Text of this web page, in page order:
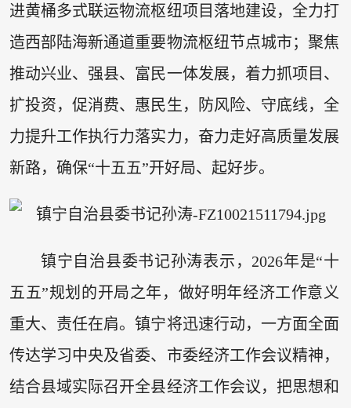
进黄桶多式联运物流枢纽项目落地建设，全力打
造西部陆海新通道重要物流枢纽节点城市；聚焦
推动兴业、强县、富民一体发展，着力抓项目、
扩投资，促消费、惠民生，防风险、守底线，全
力提升工作执行力落实力，奋力走好高质量发展
新路，确保“十五五”开好局、起好步。
镇宁自治县委书记孙涛表示，2026年是“十
五五”规划的开局之年，做好明年经济工作意义
重大、责任在肩。镇宁将迅速行动，一方面全面
传达学习中央及省委、市委经济工作会议精神，
结合县域实际召开全县经济工作会议，把思想和